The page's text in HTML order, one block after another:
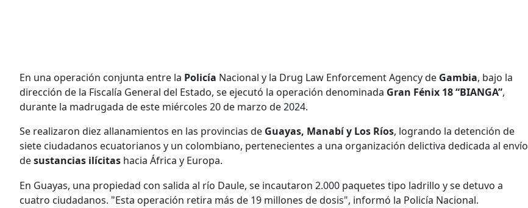
En una operación conjunta entre la Policía Nacional y la Drug Law Enforcement Agency de Gambia, bajo la
dirección de la Fiscalía General del Estado, se ejecutó la operación denominada Gran Fénix 18 “BIANGA”,
durante la madrugada de este miércoles 20 de marzo de 2024.
Se realizaron diez allanamientos en las provincias de Guayas, Manabí y Los Ríos, logrando la detención de
siete ciudadanos ecuatorianos y un colombiano, pertenecientes a una organización delictiva dedicada al envío
desustancias ilícitas hacia África y Europa.
En Guayas, una propiedad con salida al río Daule, se incautaron 2.000 paquetes tipo ladrillo y se detuvo a
cuatro ciudadanos. "Esta operación retira más de 19 millones de dosis", informó la Policía Nacional.